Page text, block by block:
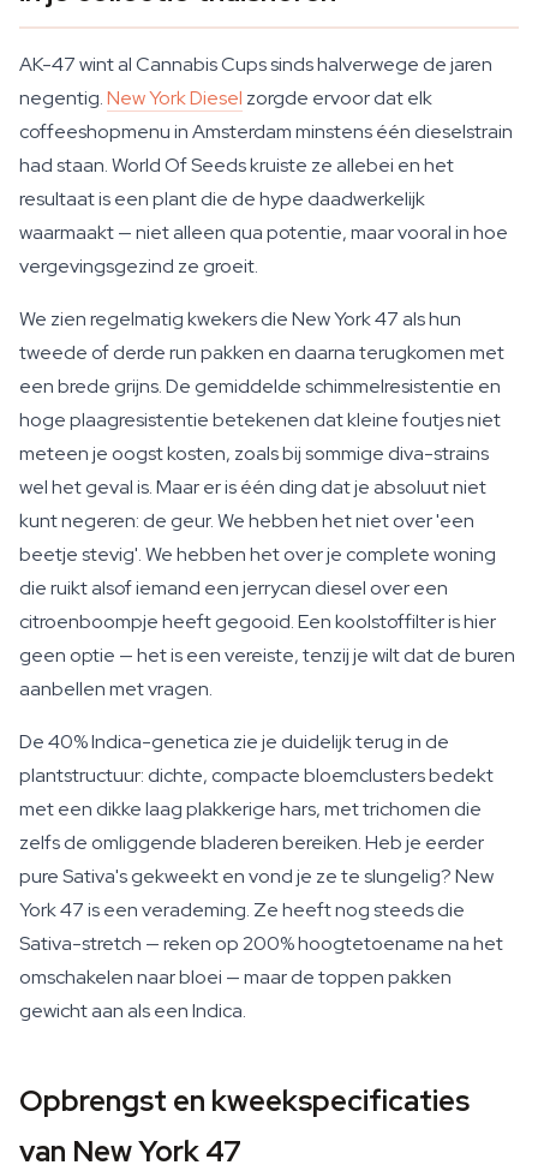
AK-47 wint al Cannabis Cups sinds halverwege de jaren
negentig.New York Diesel zorgde ervoor dat elk
coffeeshopmenu in Amsterdam minstens één dieselstrain
had staan. World Of Seeds kruiste ze allebei en het
resultaat is een plant die de hype daadwerkelijk
waarmaakt — niet alleen qua potentie, maar vooral in hoe
vergevingsgezind ze groeit.
We zien regelmatig kwekers die New York 47 als hun
tweede of derde run pakken en daarna terugkomen met
een brede grijns. De gemiddelde schimmelresistentie en
hoge plaagresistentie betekenen dat kleine foutjes niet
meteen je oogst kosten, zoals bij sommige diva-strains
wel het geval is. Maar er is één ding dat je absoluut niet
kunt negeren: de geur. We hebben het niet over 'een
beetje stevig'. We hebben het over je complete woning
die ruikt alsof iemand een jerrycan diesel over een
citroenboompje heeft gegooid. Een koolstoffilter is hier
geen optie — het is een vereiste, tenzij je wilt dat de buren
aanbellen met vragen.
De 40% Indica-genetica zie je duidelijk terug in de
plantstructuur: dichte, compacte bloemclusters bedekt
met een dikke laag plakkerige hars, met trichomen die
zelfs de omliggende bladeren bereiken. Heb je eerder
pure Sativa's gekweekt en vond je ze te slungelig? New
York 47 is een verademing. Ze heeft nog steeds die
Sativa-stretch — reken op 200% hoogtetoename na het
omschakelen naar bloei — maar de toppen pakken
gewicht aan als een Indica.
Opbrengst en kweekspecificaties
van New York 47